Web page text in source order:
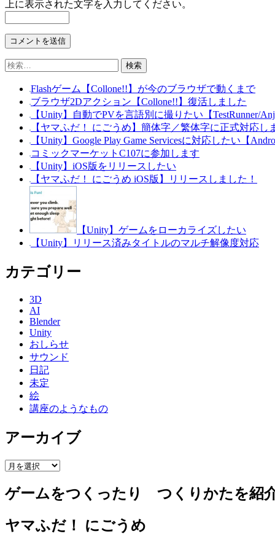
上に表示された文字を入力してください。
検
Flashゲーム【Collone!!】が今のブラウザで動くまで
ブラウザ2Dアクション【Collone!!】復活しました
【Unity】自動でPVを言語別に撮りたい【TestRunner/
【ヤマふだ！ にごうめ】簡体字／繁体字に正式対応し
【Unity】Google Play Game Servicesに対応したい【
コミックマーケットC107に参加します
【Unity】iOS版をリリースしたい
【ヤマふだ！ にごうめ iOS版】リリースしました！
【Unity】ゲームをローカライズしたい
【Unity】リリース済みタイトルのマルチ解像度対応
カテゴリー
3D
AI
Blender
Unity
おしらせ
サウンド
日記
未定
絵
講座のようなもの
アーカイブ
ア
カ
イ
ブ
ゲームをつくったり つくりかたを紹
ヤマふだ！ にごうめ